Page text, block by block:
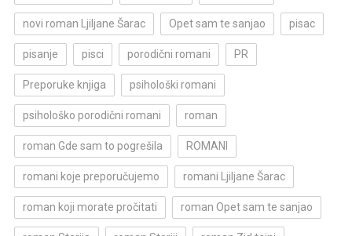
novi roman Ljiljane Šarac Opet sam te sanjao pisac
pisanje pisci porodični romani PR
Preporuke knjiga psihološki romani
psihološko porodični romani roman
roman Gde sam to pogrešila ROMANI
romani koje preporučujemo romani Ljiljane Šarac
roman koji morate pročitati roman Opet sam te sanjao